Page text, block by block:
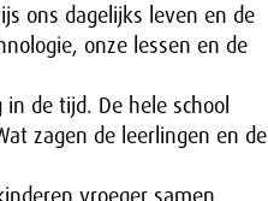
ons dagelijks leven en de
onze lessen en de
de tijd. De hele school
zagen de leerlingen en de